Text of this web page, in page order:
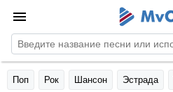
Поп Рок Шансон Эстрада